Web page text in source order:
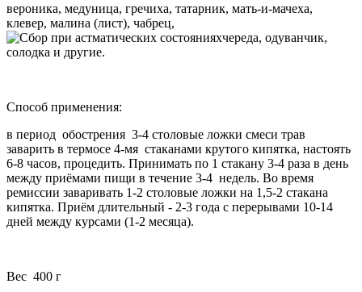
вероника, медуница, гречиха, татарник, мать-и-мачеха,
клевер, малина (лист), чабрец,
череда, одуванчик,
солодка и другие.
Способ применения:
в период обострения 3-4 столовые ложки смеси трав
заварить в термосе 4-мя стаканами крутого кипятка, настоять
6-8 часов, процедить. Принимать по 1 стакану 3-4 раза в день
между приёмами пищи в течение 3-4 недель. Во время
ремиссии заваривать 1-2 столовые ложки на 1,5-2 стакана
кипятка. Приём длительный - 2-3 года с перерывами 10-14
дней между курсами (1-2 месяца).
Вес 400 г